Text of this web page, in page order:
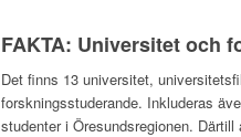
FAKTA: Universitet och
Det finns 13 universitet,
forskningsstuderande. Inkluderas
studenter i Öresundsregionen.